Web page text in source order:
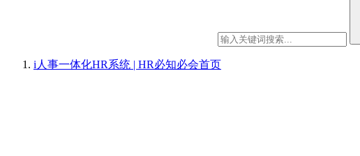
i人事一体化HR系统 | HR必知必会首页